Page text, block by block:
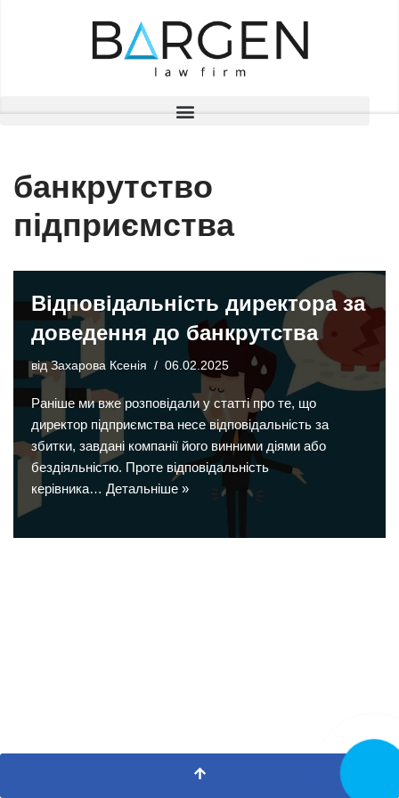
банкрутство
підприємства
Відповідальність директора за
доведення до банкрутства
відЗахарова Ксенія 06.02.2025
Раніше ми вже розповідали у статті про те, що
директор підприємства несе відповідальність за
збитки, завдані компанії його винними діями або
бездіяльністю. Проте відповідальність
керівника… Детальніше »